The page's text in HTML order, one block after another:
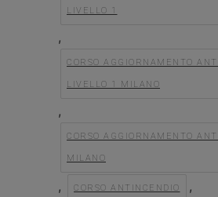
LIVELLO 1
,
CORSO AGGIORNAMENTO
LIVELLO 1 MILANO
,
CORSO AGGIORNAMENTO
MILANO
, CORSO ANTINCENDIO ,